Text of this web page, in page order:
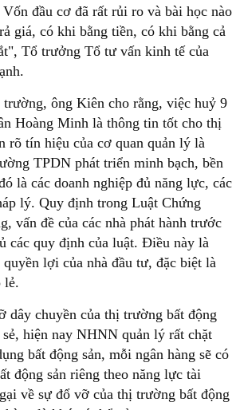
đầu cơ đã rất rủi ro và bài học nào
giá, có khi bằng tiền, có khi bằng cả
Tổ trưởng Tổ tư vấn kinh tế của
ông Kiên cho rằng, việc huỷ 9
Hoàng Minh là thông tin tốt cho thị
rõ tín hiệu của cơ quan quản lý là
TPDN phát triển minh bạch, bền
là các doanh nghiệp đủ năng lực, các
lý. Quy định trong Luật Chứng
vấn đề của các nhà phát hành trước
các quy định của luật. Điều này là
quyền lợi của nhà đầu tư, đặc biệt là
lẻ.
dây chuyền của thị trường bất động
hiện nay NHNN quản lý rất chặt
bất động sản, mỗi ngân hàng sẽ có
động sản riêng theo năng lực tài
về sự đổ vỡ của thị trường bất động